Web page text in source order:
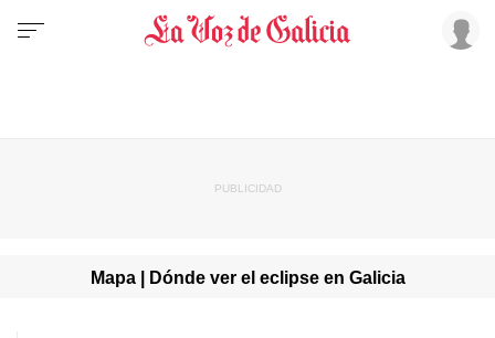
Mapa | Dónde ver el eclipse en Galicia